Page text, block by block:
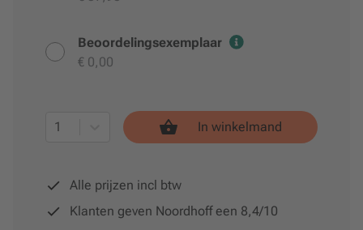
Beoordelingsexemplaar
€ 0,00
1 In winkelmand
Alle prijzen incl btw
Klanten geven Noordhoff een 8,4/10